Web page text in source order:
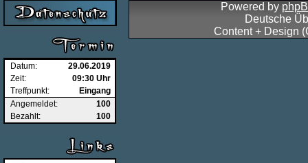
Datum:
29.06.2019
Zeit:
09:30 Uhr
Treffpunkt:
Eingang
Angemeldet:
100
Bezahlt:
100
Powered by
Deutsche
Content + Design